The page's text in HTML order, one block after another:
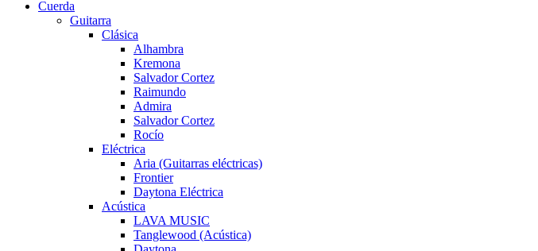
Cuerda
Guitarra
Clásica
Alhambra
Kremona
Salvador Cortez
Raimundo
Admira
Salvador Cortez
Rocío
Eléctrica
Aria (Guitarras eléctricas)
Frontier
Daytona Eléctrica
Acústica
LAVA MUSIC
Tanglewood (Acústica)